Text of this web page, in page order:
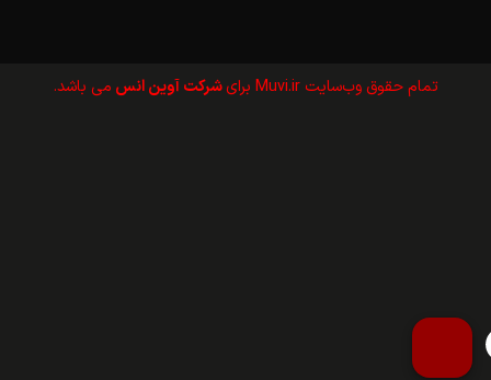
تمام حقوق وب‌سايت Muvi.ir برای شرکت آوین انس می باشد.